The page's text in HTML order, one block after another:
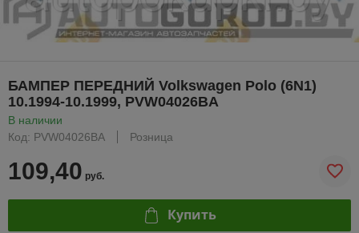
БАМПЕР ПЕРЕДНИЙ Volkswagen Polo (6N1)
10.1994-10.1999, PVW04026BA
В наличии
Код: PVW04026BA
Розница
109,40 руб.
Купить